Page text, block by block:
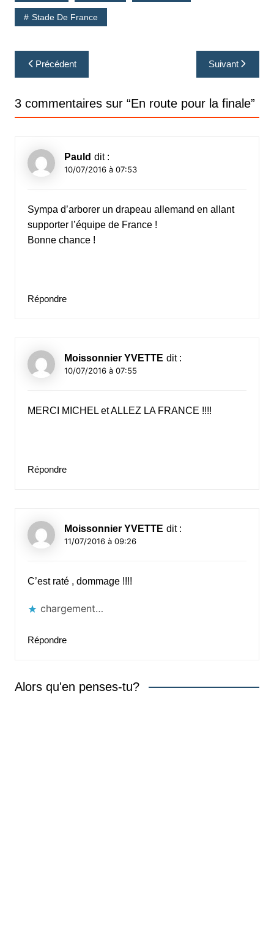
Stade De France
Navigation
de
l’article
Précédent Suivant
3 commentaires sur “En route pour la finale”
Pauld dit :
10/07/2016 à 07:53
Sympa d’arborer un drapeau allemand en allant
supporter l’équipe de France !
Bonne chance !
Répondre
Moissonnier YVETTE dit :
10/07/2016 à 07:55
MERCI MICHEL et ALLEZ LA FRANCE !!!!
Répondre
Moissonnier YVETTE dit :
11/07/2016 à 09:26
C’est raté , dommage !!!!
chargement…
Répondre
Alors qu'en penses-tu?